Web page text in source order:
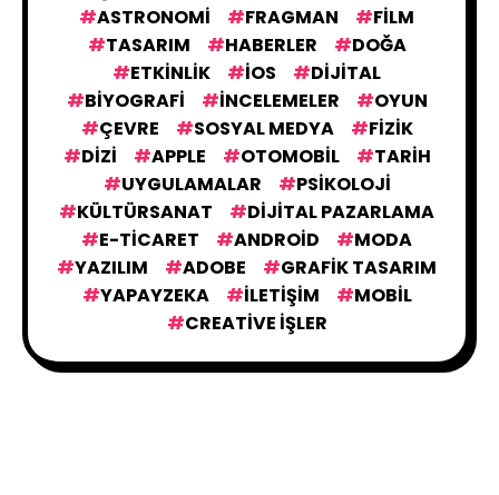
KONUKLAR 3
BILIM 564
GÜNDEMDEKILER 43
VIDEO 116
YAPAY ZEKA 153
ASTRONOMI
FRAGMAN
FILM
TASARIM
HABERLER
DOĞA
ETKINLIK
IOS
DIJITAL
BIYOGRAFI
İNCELEMELER
OYUN
ÇEVRE
SOSYAL MEDYA
FIZIK
DIZI
APPLE OTOMOBIL
TARIH
UYGULAMALAR
PSIKOLOJI
KÜLTÜRSANAT
DIJITAL PAZARLAMA
E-TICARET
ANDROID
MODA
YAZILIM
ADOBE
GRAFIK TASARIM
YAPAYZEKA
İLETIŞIM
MOBIL
CREATIVE İŞLER